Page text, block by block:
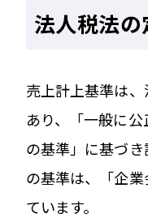
法人税法の
売上計上基準は
あり、「一般に
の基準」に基づ
の基準は、「企
ています。